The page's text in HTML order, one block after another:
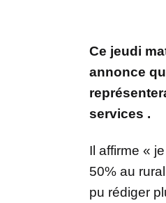
Ce jeudi
annonce
services .
Il affirme «
50% au
pu rédiger